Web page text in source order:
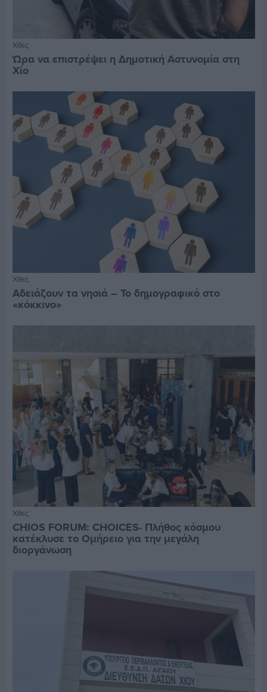
Χθες
Ώρα να επιστρέψει η Δημοτική Αστυνομία στη
Χίο
Χθες
Αδειάζουν τα νησιά – Το δημογραφικό στο
«κόκκινο»
Χθες
CHIOS FORUM: CHOICES- Πλήθος κόσμου
κατέκλυσε το Ομήρειο για την μεγάλη
διοργάνωση